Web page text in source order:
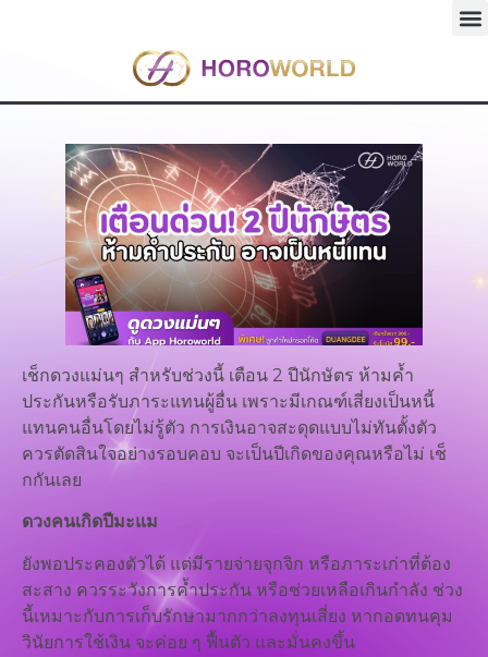
เช็กดวงแม่นๆ สำหรับช่วงนี้ เตือน 2 ปีนักษัตร ห้ามค้ำ
ประกันหรือรับภาระแทนผู้อื่น เพราะมีเกณฑ์เสี่ยงเป็นหนี้
แทนคนอื่นโดยไม่รู้ตัว การเงินอาจสะดุดแบบไม่ทันตั้งตัว
ควรตัดสินใจอย่างรอบคอบ จะเป็นปีเกิดของคุณหรือไม่ เช็
กกันเลย
ดวงคนเกิดปีมะแม
ยังพอประคองตัวได้ แต่มีรายจ่ายจุกจิก หรือภาระเก่าที่ต้อง
สะสาง ควรระวังการค้ำประกัน หรือช่วยเหลือเกินกำลัง ช่วง
นี้เหมาะกับการเก็บรักษามากกว่าลงทุนเสี่ยง หากอดทนคุม
วินัยการใช้เงิน จะค่อย ๆ ฟื้นตัว และมั่นคงขึ้น